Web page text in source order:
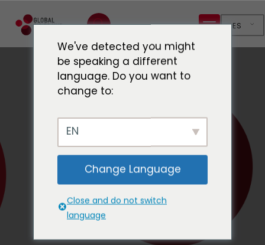
ES
Inicio
We've detected you might
be speaking a different
language. Do you want to
change to:
EN
Change Language
Close and do not switch
language